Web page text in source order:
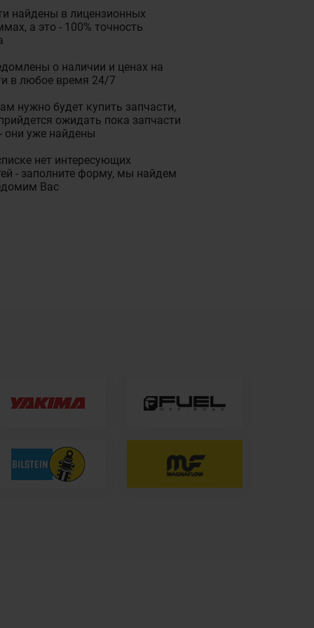
найдены в лицензионных
а это - 100% точность
о наличии и ценах на
в любое время 24/7
нужно будет купить запчасти,
ожидать пока запчасти
они уже найдены
нет интересующих
- заполните форму, мы найдем
Вас